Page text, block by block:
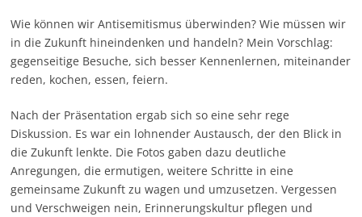
Wie können wir Antisemitismus überwinden? Wie müssen wir
in die Zukunft hineindenken und handeln? Mein Vorschlag:
gegenseitige Besuche, sich besser Kennenlernen, miteinander
reden, kochen, essen, feiern.
Nach der Präsentation ergab sich so eine sehr rege
Diskussion. Es war ein lohnender Austausch, der den Blick in
die Zukunft lenkte. Die Fotos gaben dazu deutliche
Anregungen, die ermutigen, weitere Schritte in eine
gemeinsame Zukunft zu wagen und umzusetzen. Vergessen
und Verschweigen nein, Erinnerungskultur pflegen und